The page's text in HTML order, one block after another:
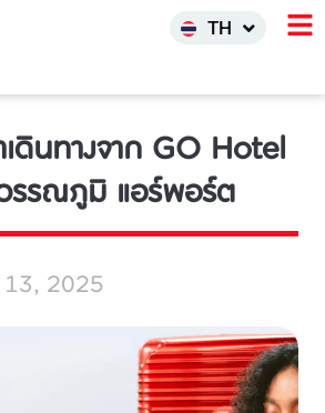
TH
INDO
เดินทางจาก GO Hotel
รรณภูมิ แอร์พอร์ต
2025